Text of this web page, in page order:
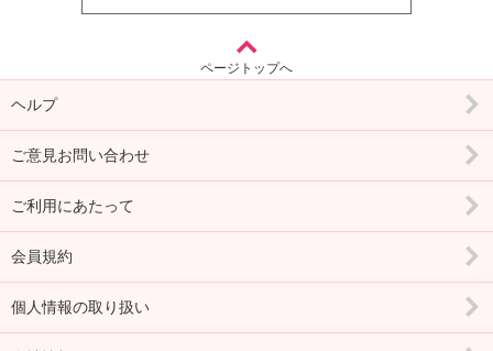
ページトップへ
ヘルプ
ご意見お問い合わせ
ご利用にあたって
会員規約
個人情報の取り扱い